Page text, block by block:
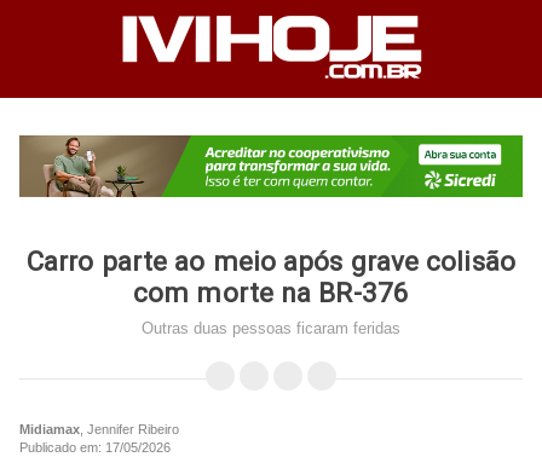
Carro parte ao meio após grave colisão
com morte na BR-376
Outras duas pessoas ficaram feridas
Midiamax , Jennifer Ribeiro
Publicado em: 17/05/2026